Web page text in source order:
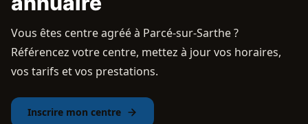
Vous êtes centre agréé à Parcé-sur-Sarthe ?
Référencez votre centre, mettez à jour vos horaires,
vos tarifs et vos prestations.
Inscrire mon centre